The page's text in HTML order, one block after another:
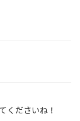
くださいね！